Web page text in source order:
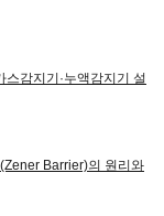
감지기·누액감지기 설
Barrier)의 원리와